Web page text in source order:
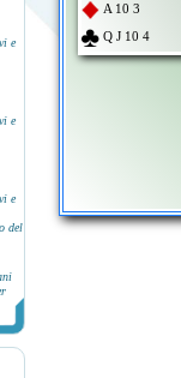
e
e
e
del
A 10 3
Q J 10 4